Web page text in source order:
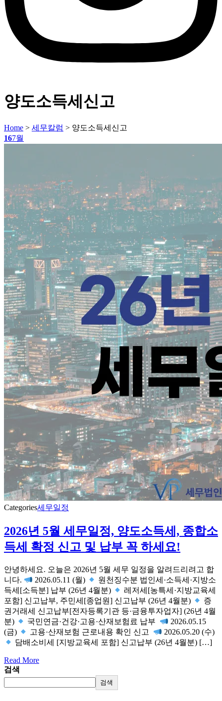
양도소득세신고
Home > 세무칼럼 > 양도소득세신고
167월
Categories세무일정
2026년 5월 세무일정, 양도소득세, 종합소
득세 확정 신고 및 납부 꼭 하세요!
안녕하세요. 오늘은 2026년 5월 세무 일정을 알려드리려고 합
니다.
2026.05.11 (월)
원천징수분 법인세·소득세·지방소
득세[소득분] 납부 (26년 4월분)
레저세[농특세·지방교육세
포함] 신고납부, 주민세[종업원] 신고납부 (26년 4월분)
증
권거래세 신고납부[전자등록기관 등·금융투자업자] (26년 4월
분)
국민연금·건강·고용·산재보험료 납부 ​
2026.05.15
(금)
고용·산재보험 근로내용 확인 신고 ​
2026.05.20 (수)
담배소비세 [지방교육세 포함] 신고납부 (26년 4월분) […]
Read More
검색
검색